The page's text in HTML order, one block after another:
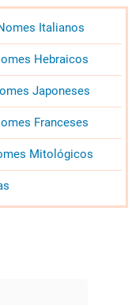
Italianos
Hebraicos
Japoneses
Franceses
Mitológicos